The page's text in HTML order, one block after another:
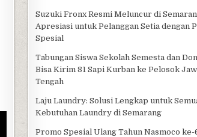
Suzuki Fronx Resmi Meluncur di
Apresiasi untuk Pelanggan Setia dengan
Spesial
Tabungan Siswa Sekolah Semesta dan
Bisa Kirim 81 Sapi Kurban ke Pelosok
Tengah
Laju Laundry: Solusi Lengkap untuk
Kebutuhan Laundry di Semarang
Promo Spesial Ulang Tahun Nasmoco ke-